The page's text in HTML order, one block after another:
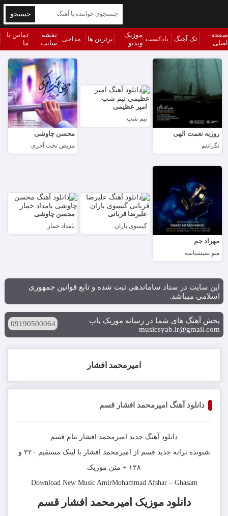
جستجو
صفحه
اصلی
تک آهنگ پادکست
موزیک
ویدیو
برترین ها مداحی
نقشه
سایت
تماس با
ما
روزبه نعمت الهی
نگرانتم
امیر عظیمی
نیم شب
محسن چاوشی
مریض تخت آخری
مهراد جم
منو نمیشناسه
علیرضا قربانی
گیسوی باران
محسن چاوشی
بامداد خمار
این سایت در ستاد ساماندهی ثبت شده و تابع قوانین جمهوری
اسلامی میباشد.
پخش آهنگ های شما در رسانه موزیک یاب
musicsyab.ir@gmail.com
09190500064
امیرمحمد افشار
دانلود آهنگ امیرمحمد افشار قسم
دانلود آهنگ جدید امیرمحمد افشار بنام قسم
شنونده ترانه جدید قسم از امیرمحمد افشار
با لینک مستقیم ۳۲۰ و
۱۲۸ + متن موزیک
Download New Music AmirMohammad Afshar– Ghasam
دانلود موزیک امیرمحمد افشار قسم